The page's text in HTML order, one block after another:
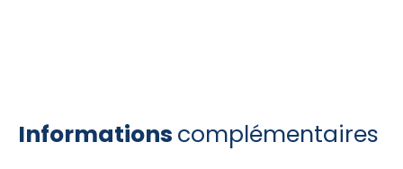
Informations complémentaires